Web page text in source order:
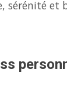
sérénité et